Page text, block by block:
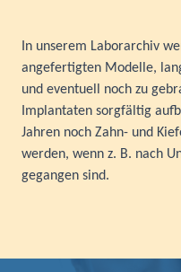
In unserem Laborarchiv
angefertigten Modelle,
und eventuell noch zu
Implantaten sorgfältig
Jahren noch Zahn- und
werden, wenn z. B. nach
gegangen sind.